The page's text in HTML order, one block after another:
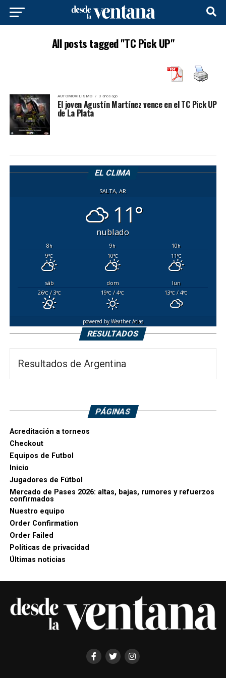
All posts tagged "TC Pick UP"
AUTOMOVILISMO 3 años ago
El joven Agustín Martínez vence en el TC Pick UP
de La Plata
EL CLIMA
SALTA, AR
11°
nublado
8h 9h 10h
9°C 10°C 11°C
sáb dom
lun
26°C/ 3°C 19°C / 4°C 13°C / 4°C
powered byWeather Atlas
RESULTADOS
Resultados de Argentina
PÁGINAS
Acreditación a torneos
Checkout
Equipos de Futbol
Inicio
Jugadores de Fútbol
Mercado de Pases 2026: altas, bajas, rumores y refuerzos
confirmados
Nuestro equipo
Order Confirmation
Order Failed
Políticas de privacidad
Últimas noticias